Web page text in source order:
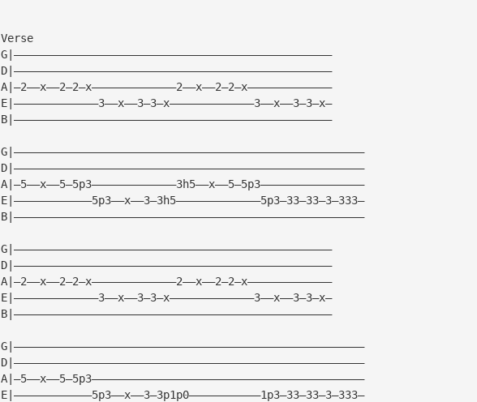
Verse
G|—————————————————————————————————————————————————
D|—————————————————————————————————————————————————
A|—2——x——2—2—x—————————————2——x——2—2—x—————————————
E|—————————————3——x——3—3—x—————————————3——x——3—3—x—
B|—————————————————————————————————————————————————
G|——————————————————————————————————————————————————————
D|——————————————————————————————————————————————————————
A|—5——x——5—5p3—————————————3h5——x——5—5p3————————————————
E|————————————5p3——x——3—3h5—————————————5p3—33—33—3—333—
B|——————————————————————————————————————————————————————
G|—————————————————————————————————————————————————
D|—————————————————————————————————————————————————
A|—2——x——2—2—x—————————————2——x——2—2—x—————————————
E|—————————————3——x——3—3—x—————————————3——x——3—3—x—
B|—————————————————————————————————————————————————
G|——————————————————————————————————————————————————————
D|——————————————————————————————————————————————————————
A|—5——x——5—5p3——————————————————————————————————————————
E|————————————5p3——x——3—3p1p0———————————1p3—33—33—3—333—